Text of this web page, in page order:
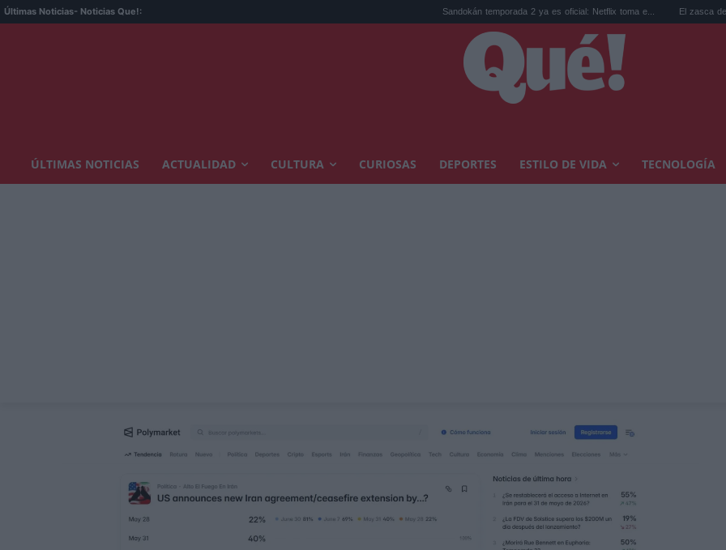
Últimas Noticias- Noticias Que!: Sandokán temporada 2 ya es oficial: Netflix toma e... El zasca de Cristina
ÚLTIMAS NOTICIAS ACTUALIDAD CULTURA CURIOSAS DEPORTES ESTILO DE VIDA TECNOLOGÍA